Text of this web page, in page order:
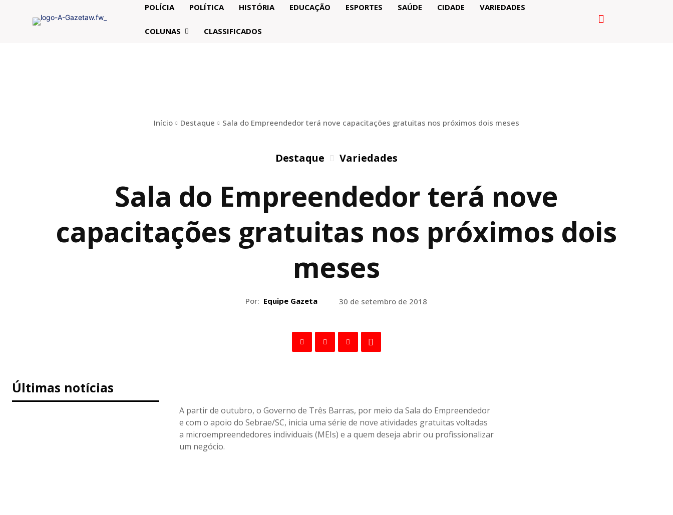
POLÍCIA POLÍTICA HISTÓRIA EDUCAÇÃO ESPORTES SAÚDE CIDADE VARIEDADES
COLUNAS CLASSIFICADOS
Início Destaque Sala do Empreendedor terá nove capacitações gratuitas nos próximos dois meses
Destaque Variedades
Sala do Empreendedor terá nove
capacitações gratuitas nos próximos dois
meses
Por: Equipe Gazeta 30 de setembro de 2018
Últimas notícias
A partir de outubro, o Governo de Três Barras, por meio da Sala do Empreendedor
e com o apoio do Sebrae/SC, inicia uma série de nove atividades gratuitas voltadas
a microempreendedores individuais (MEIs) e a quem deseja abrir ou profissionalizar
um negócio.